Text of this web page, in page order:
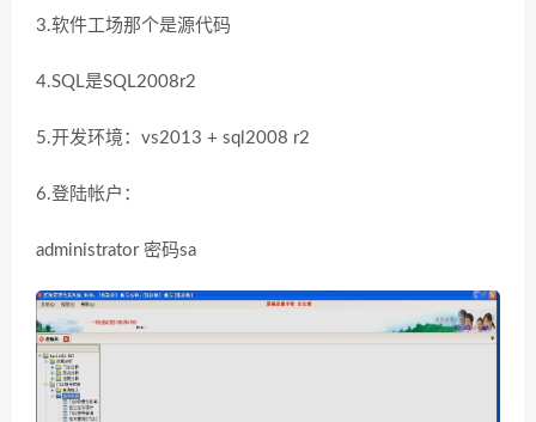
3.软件工场那个是源代码
4.SQL是SQL2008r2
5.开发环境：vs2013 + sql2008 r2
6.登陆帐户：
administrator 密码sa